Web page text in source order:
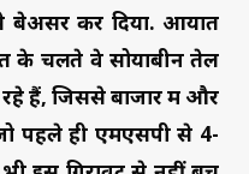
बेअसर कर दिया. आयात
के चलते वे सोयाबीन तेल
हैं, जिससे बाजार में और
पहले ही एमएसपी से 4-